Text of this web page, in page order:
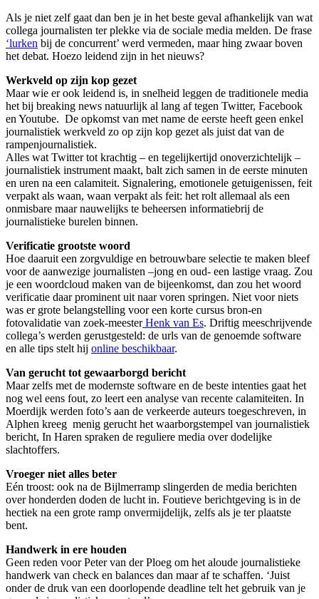
Als je niet zelf gaat dan ben je in het beste geval afhankelijk van wat
collega journalisten ter plekke via de sociale media melden. De frase
‘lurken bij de concurrent’ werd vermeden, maar hing zwaar boven
het debat. Hoezo leidend zijn in het nieuws?
Werkveld op zijn kop gezet
Maar wie er ook leidend is, in snelheid leggen de traditionele media
het bij breaking news natuurlijk al lang af tegen Twitter, Facebook
en Youtube. De opkomst van met name de eerste heeft geen enkel
journalistiek werkveld zo op zijn kop gezet als juist dat van de
rampenjournalistiek.
Alles wat Twitter tot krachtig – en tegelijkertijd onoverzichtelijk –
journalistiek instrument maakt, balt zich samen in de eerste minuten
en uren na een calamiteit. Signalering, emotionele getuigenissen, feit
verpakt als waan, waan verpakt als feit: het rolt allemaal als een
onmisbare maar nauwelijks te beheersen informatiebrij de
journalistieke burelen binnen.
Verificatie grootste woord
Hoe daaruit een zorgvuldige en betrouwbare selectie te maken bleef
voor de aanwezige journalisten –jong en oud- een lastige vraag. Zou
je een woordcloud maken van de bijeenkomst, dan zou het woord
verificatie daar prominent uit naar voren springen. Niet voor niets
was er grote belangstelling voor een korte cursus bron-en
fotovalidatie van zoek-meesterHenk van Es. Driftig meeschrijvende
collega’s werden gerustgesteld: de urls van de genoemde software
en alle tips stelt hij online beschikbaar.
Van gerucht tot gewaarborgd bericht
Maar zelfs met de modernste software en de beste intenties gaat het
nog wel eens fout, zo leert een analyse van recente calamiteiten. In
Moerdijk werden foto’s aan de verkeerde auteurs toegeschreven, in
Alphen kreeg menig gerucht het waarborgstempel van journalistiek
bericht, In Haren spraken de reguliere media over dodelijke
slachtoffers.
Vroeger niet alles beter
Eén troost: ook na de Bijlmerramp slingerden de media berichten
over honderden doden de lucht in. Foutieve berichtgeving is in de
hectiek na een grote ramp onvermijdelijk, zelfs als je ter plaatste
bent.
Handwerk in ere houden
Geen reden voor Peter van der Ploeg om het aloude journalistieke
handwerk van check en balances dan maar af te schaffen. ‘Juist
onder de druk van een doorlopende deadline telt het gebruik van je